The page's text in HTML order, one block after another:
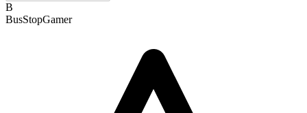
B
BusStopGamer